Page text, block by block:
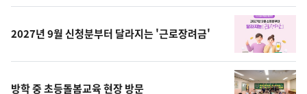
상
2027년 9월 신청분부터 달라지는 '근로장려금'
방학 중 초등돌봄교육 현장 방문